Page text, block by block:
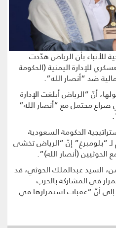
للأنباء بأن الرياض هدّدت
للإدارة اليمنية (الحكومة
ضد “أنصار الله”.
أنّ “الرياض أبلغت الإدارة
صراع محتمل مع “أنصار الله”
الحكومة السعودية
“بلومبرغ” إنّ “الرياض تخشى
الحوثيين (أنصار الله)”.
السيد عبدالملك الحوثي، قد
في المشاركة بالحرب
إلى أنّ “عقبات استمرارها في